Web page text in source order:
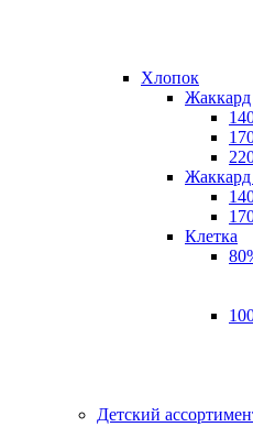
Хлопок
Жаккард
Жаккард
Клетка
Детский